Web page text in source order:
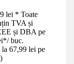
lei * Toate
TVA și
și DBA pe
*/ buc.
la 67,99 lei pe
)